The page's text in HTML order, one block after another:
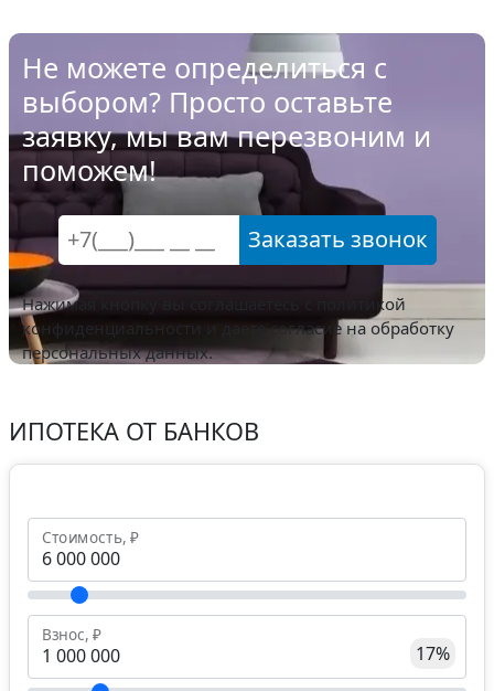
Не можете определиться с
выбором? Просто оставьте
заявку, мы вам перезвоним и
поможем!
Заказать звонок
Нажимая кнопку вы соглашаетесь с
политикой
конфиденциальности и даете согласие на обработку
персональных данных.
ИПОТЕКА ОТ БАНКОВ
Стоимость, ₽
Взнос, ₽
17%